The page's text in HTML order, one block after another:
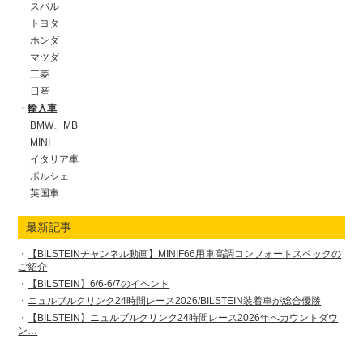
スバル
トヨタ
ホンダ
マツダ
三菱
日産
輸入車
BMW、MB
MINI
イタリア車
ポルシェ
英国車
最新記事
【BILSTEINチャンネル動画】MINIF66用車高調コンフォートスペックの
ご紹介
【BILSTEIN】6/6-6/7のイベント
ニュルブルクリンク24時間レース2026/BILSTEIN装着車が総合優勝
【BILSTEIN】ニュルブルクリンク24時間レース2026年へカウントダウ
ン…